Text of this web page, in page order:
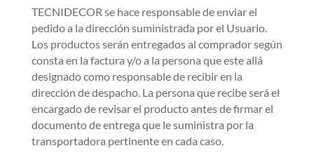
TECNIDECOR se hace responsable de enviar el
pedido a la dirección suministrada por el Usuario.
Los productos serán entregados al comprador según
consta en la factura y/o a la persona que este allá
designado como responsable de recibir en la
dirección de despacho. La persona que recibe será el
encargado de revisar el producto antes de firmar el
documento de entrega que le suministra por la
transportadora pertinente en cada caso.